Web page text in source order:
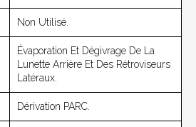
Non Utilisé.
Évaporation Et Dégivrage De La
Lunette Arrière Et Des Rétroviseurs
Latéraux.
Dérivation PARC.